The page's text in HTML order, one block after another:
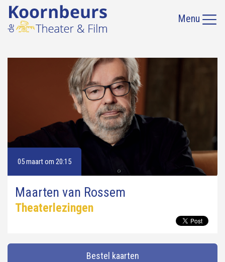
Menu
05 maart om 20:15
Maarten van Rossem
Theaterlezingen
Bestel kaarten